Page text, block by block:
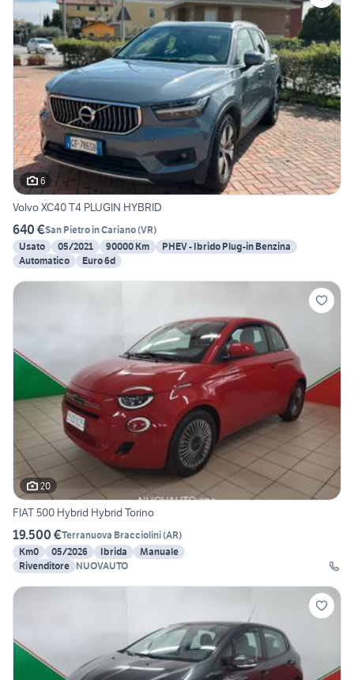
6
Volvo XC40 T4 PLUGIN HYBRID
640 €San Pietro in Cariano(VR)
Usato
05/2021 90000 Km
PHEV - Ibrido Plug-in Benzina
Automatico
Euro 6d
20
FIAT 500 Hybrid Hybrid Torino
19.500 €Terranuova Bracciolini(AR)
Km0
05/2026 Ibrida
Manuale
Rivenditore NUOVAUTO